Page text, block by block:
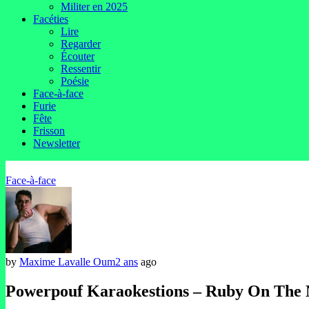
Militer en 2025
Facéties
Lire
Regarder
Écouter
Ressentir
Poésie
Face-à-face
Furie
Fête
Frisson
Newsletter
Face-à-face
by Maxime Lavalle Oum2 ans ago
Powerpouf Karaokestions – Ruby On The